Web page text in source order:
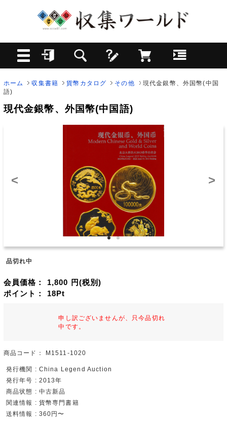
ホーム 収集書籍 貨幣カタログ その他
現代金銀幣、外国幣(中国
語)
現代金銀幣、外国幣(中国語)
< >
品切れ中
会員価格： 1,800 円(税別)
ポイント： 18Pt
申し訳ございませんが、只今品切れ
中です。
商品コード： M1511-1020
発行機関 : China Legend Auction
発行年号 : 2013年
商品状態 : 中古新品
関連情報 : 貨幣専門書籍
送料情報 : 360円〜